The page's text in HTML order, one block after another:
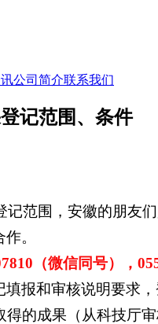
公司简介联系我们
记范围、条件
记范围，安徽的朋友
。
（微信同号），
报和审核说明要求
的成果（从科技厅